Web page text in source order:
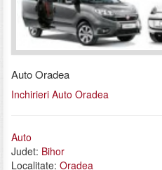
Auto Oradea
Inchirieri Auto Oradea
Auto
Judet: Bihor
Localitate: Oradea